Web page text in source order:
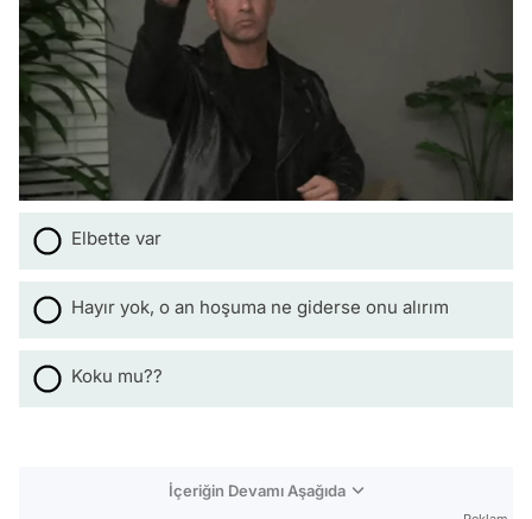
Elbette var
Hayır yok, o an hoşuma ne giderse onu alırım
Koku mu??
İçeriğin Devamı Aşağıda